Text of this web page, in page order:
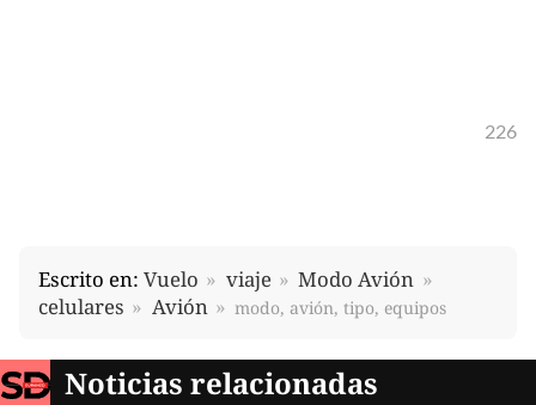
226
Escrito en: Vuelo viaje
Modo Avión
celulares
Avión modo, avión, tipo, equipos
Noticias relacionadas